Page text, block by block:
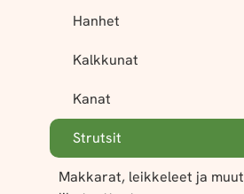
Hanhet
Kalkkunat
Kanat
Strutsit
Makkarat, leikkeleet ja muut